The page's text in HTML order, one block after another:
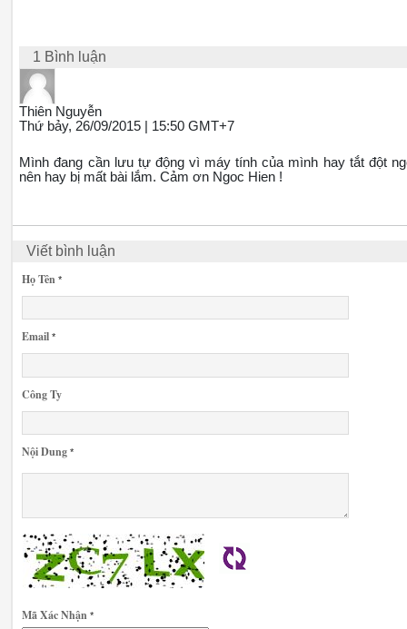
1 Bình luận
Thiên Nguyễn
Thứ bảy, 26/09/2015 | 15:50 GMT+7
Mình đang cần lưu tự động vì máy tính của mình hay tắt đột
nên hay bị mất bài lắm. Cảm ơn Ngoc Hien !
Viết bình luận
Họ Tên *
Email *
Công Ty
Nội Dung *
Mã Xác Nhận *